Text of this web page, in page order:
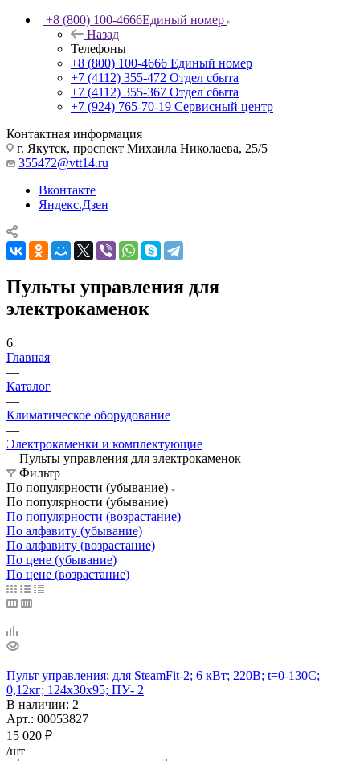
+8 (800) 100-4666Единый номер
Назад
Телефоны
+8 (800) 100-4666 Единый номер
+7 (4112) 355-472 Отдел сбыта
+7 (4112) 355-367 Отдел сбыта
+7 (924) 765-70-19 Сервисный центр
Контактная информация
г. Якутск, проспект Михаила Николаева, 25/5
355472@vtt14.ru
Вконтакте
Яндекс.Дзен
Пульты управления для
электрокаменок
6
Главная
—
Каталог
—
Климатическое оборудование
—
Электрокаменки и комплектующие
—Пульты управления для электрокаменок
Фильтр
По популярности (убывание)
По популярности (убывание)
По популярности (возрастание)
По алфавиту (убывание)
По алфавиту (возрастание)
По цене (убывание)
По цене (возрастание)
Пульт управления; для SteamFit-2; 6 кВт; 220В; t=0-130С;
0,12кг; 124х30х95; ПУ- 2
В наличии: 2
Арт.: 00053827
15 020 ₽
/шт